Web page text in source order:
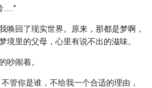
……”
唤回了现实世界。原来，那都是梦啊，
境里的父母，心里有说不出的滋味。
吵闹着。
管你是谁，不给我一个合适的理由，